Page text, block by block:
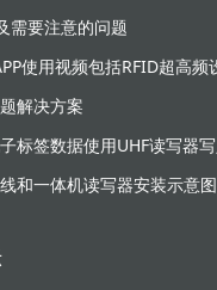
需要注意的问题
解决方案
和一体机读写器安装示意图